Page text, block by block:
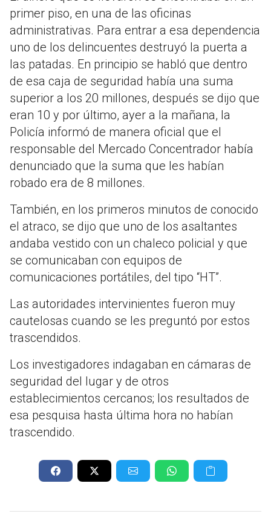
primer piso, en una de las oficinas
administrativas. Para entrar a esa dependencia
uno de los delincuentes destruyó la puerta a
las patadas. En principio se habló que dentro
de esa caja de seguridad había una suma
superior a los 20 millones, después se dijo que
eran 10 y por último, ayer a la mañana, la
Policía informó de manera oficial que el
responsable del Mercado Concentrador había
denunciado que la suma que les habían
robado era de 8 millones.
También, en los primeros minutos de conocido
el atraco, se dijo que uno de los asaltantes
andaba vestido con un chaleco policial y que
se comunicaban con equipos de
comunicaciones portátiles, del tipo “HT”.
Las autoridades intervinientes fueron muy
cautelosas cuando se les preguntó por estos
trascendidos.
Los investigadores indagaban en cámaras de
seguridad del lugar y de otros
establecimientos cercanos; los resultados de
esa pesquisa hasta última hora no habían
trascendido.